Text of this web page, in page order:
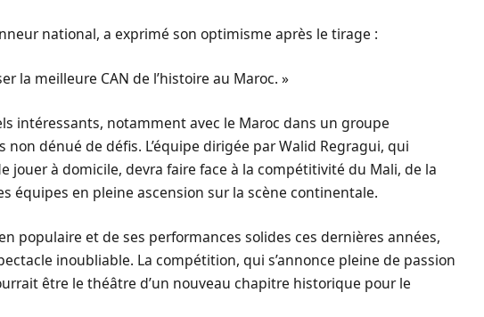
national, a exprimé son optimisme après le tirage :
la meilleure CAN de l’histoire au Maroc. »
intéressants, notamment avec le Maroc dans un groupe
dénué de défis. L’équipe dirigée par Walid Regragui, qui
jouer à domicile, devra faire face à la compétitivité du Mali, de la
équipes en pleine ascension sur la scène continentale.
populaire et de ses performances solides ces dernières années,
inoubliable. La compétition, qui s’annonce pleine de passion
être le théâtre d’un nouveau chapitre historique pour le